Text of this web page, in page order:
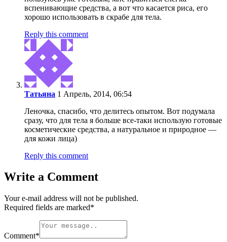
вспенивающие средства, а вот что касается риса, его
хорошо использовать в скрабе для тела.
Reply this comment
Татьяна 1 Апрель, 2014, 06:54
Леночка, спасибо, что делитесь опытом. Вот подумала
сразу, что для тела я больше все-таки использую готовые
косметические средства, а натуральное и природное —
для кожи лица)
Reply this comment
Write a Comment
Your e-mail address will not be published.
Required fields are marked*
Comment*